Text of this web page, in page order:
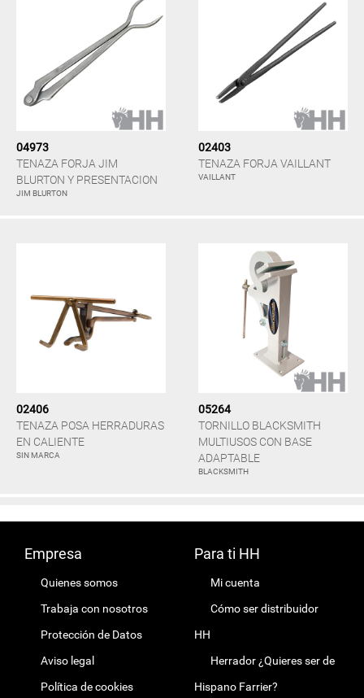
04973
TENAZA FORJA JIM
BLURTON Y PRESENTACION
JIM BLURTON
02403
TENAZA FORJA VAILLANT
VAILLANT
02406
TENAZA POSA HERRADURAS
EN CALIENTE
SIN MARCA
05264
TORNILLO BLACKSMITH
MULTIUSOS CON BASE
ADAPTABLE
BLACKSMITH
Empresa
Quienes somos
Trabaja con nosotros
Protección de Datos
Aviso legal
Política de cookies
Para ti HH
Mi cuenta
Cómo ser distribuidor
HH
Herrador ¿Quieres ser de
Hispano Farrier?